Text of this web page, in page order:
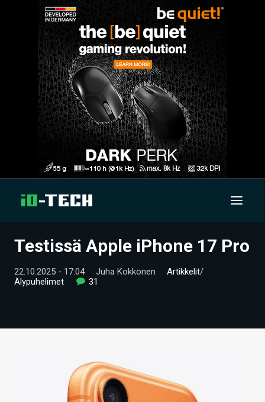
UUTISET
ARTIKKELIT
TECHBBS
Testissä Apple iPhone 17 Pro
22.10.2025 - 17:04 Juha Kokkonen Artikkelit/
Älypuhelimet
31